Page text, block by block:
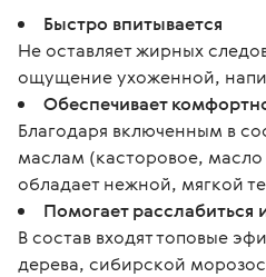
Быстро впитывается
Не оставляет жирных
ощущение ухоженной,
Обеспечивает
Благодаря включенным в
маслам (касторовое,
обладает нежной, мягкой
Помогает расслабиться
В состав входят топовые
дерева, сибирской